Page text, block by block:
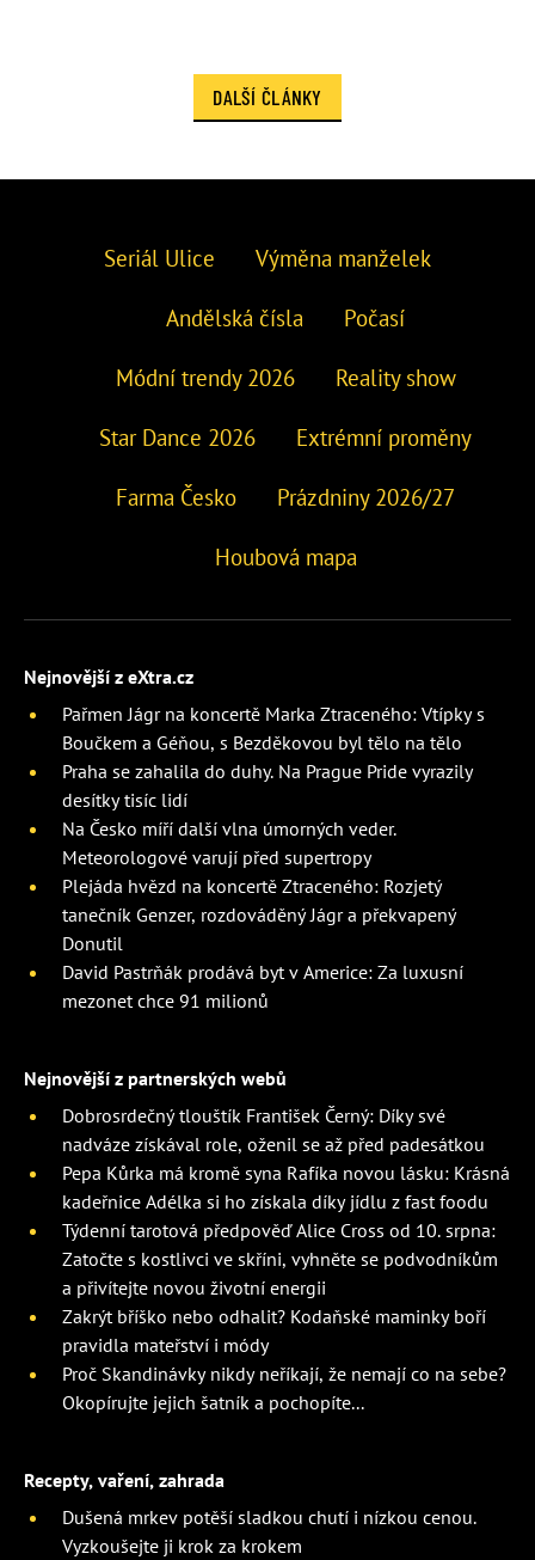
DALŠÍ ČLÁNKY
Seriál Ulice Výměna manželek
Andělská čísla Počasí
Módní trendy 2026 Reality show
Star Dance 2026 Extrémní proměny
Farma Česko Prázdniny 2026/27
Houbová mapa
Nejnovější z eXtra.cz
Pařmen Jágr na koncertě Marka Ztraceného: Vtípky s
Boučkem a Géňou, s Bezděkovou byl tělo na tělo
Praha se zahalila do duhy. Na Prague Pride vyrazily
desítky tisíc lidí
Na Česko míří další vlna úmorných veder.
Meteorologové varují před supertropy
Plejáda hvězd na koncertě Ztraceného: Rozjetý
tanečník Genzer, rozdováděný Jágr a překvapený
Donutil
David Pastrňák prodává byt v Americe: Za luxusní
mezonet chce 91 milionů
Nejnovější z partnerských webů
Dobrosrdečný tlouštík František Černý: Díky své
nadváze získával role, oženil se až před padesátkou
Pepa Kůrka má kromě syna Rafíka novou lásku: Krásná
kadeřnice Adélka si ho získala díky jídlu z fast foodu
Týdenní tarotová předpověď Alice Cross od 10. srpna:
Zatočte s kostlivci ve skříni, vyhněte se podvodníkům
a přivítejte novou životní energii
Zakrýt bříško nebo odhalit? Kodaňské maminky boří
pravidla mateřství i módy
Proč Skandinávky nikdy neříkají, že nemají co na sebe?
Okopírujte jejich šatník a pochopíte...
Recepty, vaření, zahrada
Dušená mrkev potěší sladkou chutí i nízkou cenou.
Vyzkoušejte ji krok za krokem